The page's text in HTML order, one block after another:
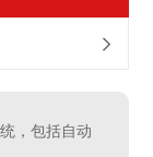
，包括自动